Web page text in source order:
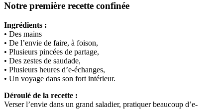
Notre première recette confinée
Ingrédients :
• Des mains
• De l’envie de faire, à foison,
• Plusieurs pincées de partage,
• Des zestes de saudade,
• Plusieurs heures d’e-échanges,
• Un voyage dans son fort intérieur.
Déroulé de la recette :
Verser l’envie dans un grand saladier, pratiquer beaucoup d’e-